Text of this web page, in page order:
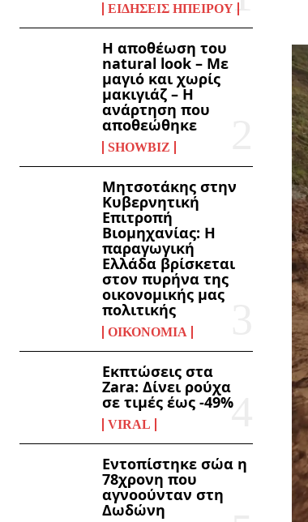
ΕΙΔΉΣΕΙΣ ΗΠΕΊΡΟΥ
Η αποθέωση του
natural look – Με
μαγιό και χωρίς
μακιγιάζ – Η
ανάρτηση που
αποθεώθηκε
SHOWBIZ
Μητσοτάκης στην
Κυβερνητική
Επιτροπή
Βιομηχανίας: Η
παραγωγική
Ελλάδα βρίσκεται
στον πυρήνα της
οικονομικής μας
πολιτικής
ΟΙΚΟΝΟΜΊΑ
Εκπτώσεις στα
Zara: Δίνει ρούχα
σε τιμές έως -49%
VIRAL
Εντοπίστηκε σώα η
78χρονη που
αγνοούνταν στη
Δωδώνη